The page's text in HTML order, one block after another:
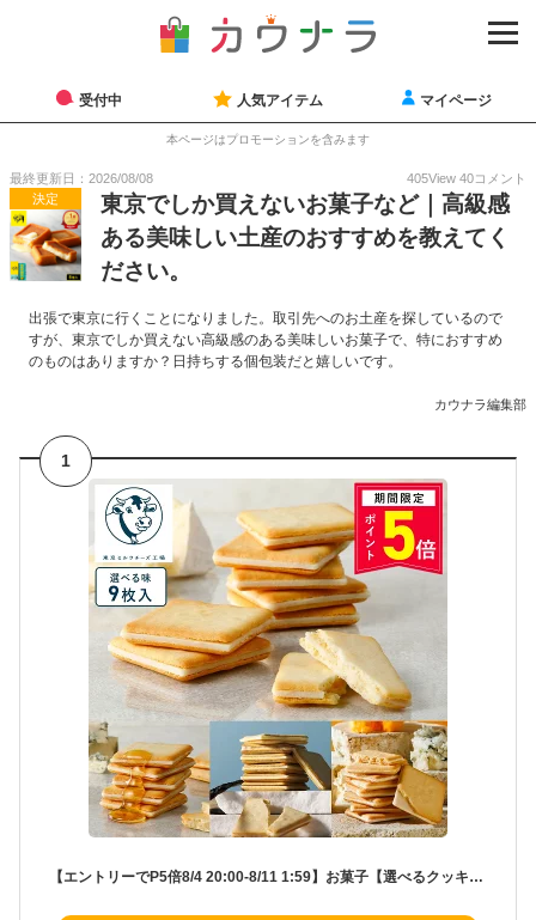
受付中 人気アイテム マイページ
本ページはプロモーションを含みます
最終更新日：2026/08/08 405View 40コメント
決定
東京でしか買えないお菓子など｜高級感
ある美味しい土産のおすすめを教えてく
ださい。
出張で東京に行くことになりました。取引先へのお土産を探しているので
すが、東京でしか買えない高級感のある美味しいお菓子で、特におすすめ
のものはありますか？日持ちする個包装だと嬉しいです。
カウナラ編集部
1
【エントリーでP5倍8/4 20:00-8/11 1:59】お菓子【選べるクッキー9枚】東京ミルクチーズ工場 個包装 可愛い おしゃれ クッキー チーズ 焼き菓子 洋菓子 プレゼント ギフト 内祝い お返し お祝い お礼 職場 退職 ご挨拶 菓子折り 東京 お土産 手土産 人気 お中元 御中元